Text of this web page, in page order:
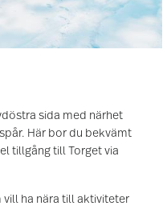
sida med närhet
Här bor du bekvämt
tillgång till Torget via
ha nära till aktiviteter